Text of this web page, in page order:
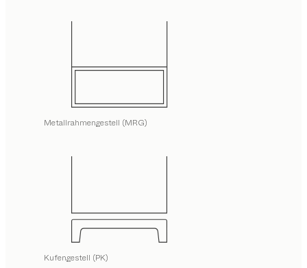
Metallrahmengestell (MRG)
Kufengestell (PK)